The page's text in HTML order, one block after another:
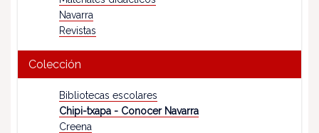
Navarra
Revistas
Colección
Bibliotecas escolares
Chipi-txapa - Conocer Navarra
Creena